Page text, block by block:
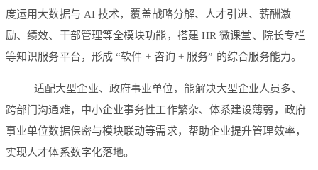
度运用大数据与 AI 技术，覆盖战略分解、人才引进、薪酬激
励、绩效、干部管理等全模块功能，搭建 HR 微课堂、院长专栏
等知识服务平台，形成 “软件 + 咨询 + 服务” 的综合服务能力。
适配大型企业、政府事业单位，能解决大型企业人员多、
跨部门沟通难，中小企业事务性工作繁杂、体系建设薄弱，政府
事业单位数据保密与模块联动等需求，帮助企业提升管理效率，
实现人才体系数字化落地。